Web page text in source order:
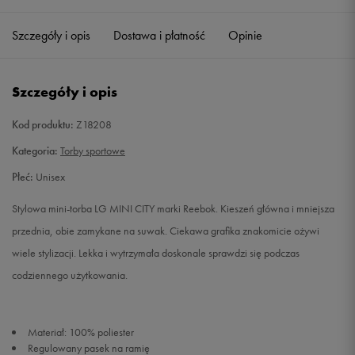
ONE SIZE Powiadom o dostępności
Szczegóły i opis Dostawa i płatność Opinie
Szczegóły i opis
Kod produktu: Z18208
Kategoria: Torby sportowe
Płeć: Unisex
Stylowa mini-torba LG MINI CITY marki Reebok. Kieszeń główna i mniejsza
przednia, obie zamykane na suwak. Ciekawa grafika znakomicie ożywi
wiele stylizacji. Lekka i wytrzymała doskonale sprawdzi się podczas
codziennego użytkowania.
Materiał: 100% poliester
Regulowany pasek na ramię